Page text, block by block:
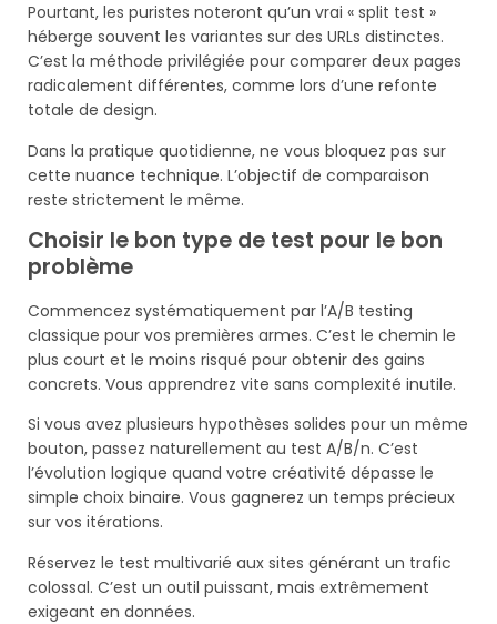
Pourtant, les puristes noteront qu’un vrai « split test »
héberge souvent les variantes sur des URLs distinctes.
C’est la méthode privilégiée pour comparer deux pages
radicalement différentes, comme lors d’une refonte
totale de design.
Dans la pratique quotidienne, ne vous bloquez pas sur
cette nuance technique. L’objectif de comparaison
reste strictement le même.
Choisir le bon type de test pour le bon
problème
Commencez systématiquement par l’A/B testing
classique pour vos premières armes. C’est le chemin le
plus court et le moins risqué pour obtenir des gains
concrets. Vous apprendrez vite sans complexité inutile.
Si vous avez plusieurs hypothèses solides pour un même
bouton, passez naturellement au test A/B/n. C’est
l’évolution logique quand votre créativité dépasse le
simple choix binaire. Vous gagnerez un temps précieux
sur vos itérations.
Réservez le test multivarié aux sites générant un trafic
colossal. C’est un outil puissant, mais extrêmement
exigeant en données.